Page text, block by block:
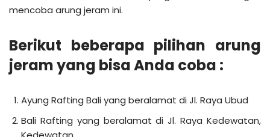
mencoba arung jeram ini.
Berikut beberapa pilihan arung
jeram yang bisa Anda coba :
Ayung Rafting Bali yang beralamat di Jl. Raya Ubud
Bali Rafting yang beralamat di Jl. Raya Kedewatan,